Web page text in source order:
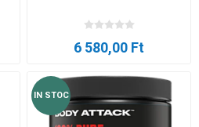
6 580,00 Ft
IN STOC